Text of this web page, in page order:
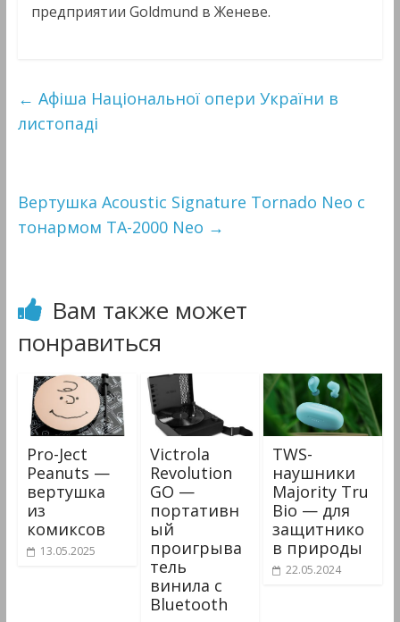
предприятии Goldmund в Женеве.
← Aфіша Національної опери України в
листопаді
Вертушка Acoustic Signature Tornado Neo с
тонармом TA-2000 Neo →
Вам также может
понравиться
Pro-Ject
Peanuts —
вертушка
из
комиксов
13.05.2025
Victrola
Revolution
GO —
портативн
ый
проигрыва
тель
винила с
Bluetooth
TWS-
наушники
Majority Tru
Bio — для
защитнико
в природы
22.05.2024